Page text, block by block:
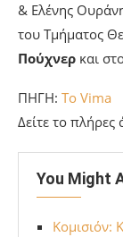
& Ελένης
του Τμήματος
Πούχνερ και
ΠΗΓΗ: To Vima
Δείτε το πλήρες
You Might
Κομισιόν: